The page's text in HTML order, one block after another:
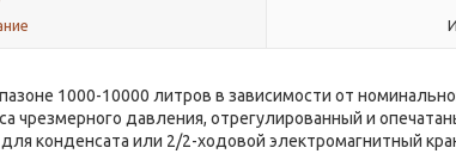
1000-10000 литров в зависимости от
чрезмерного давления, отрегулированный и
конденсата или 2/2-ходовой электромагнитный